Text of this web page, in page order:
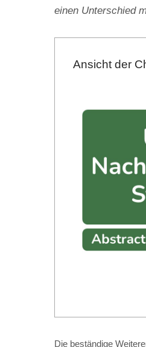
einen Unterschied
Ansicht der
Die beständige